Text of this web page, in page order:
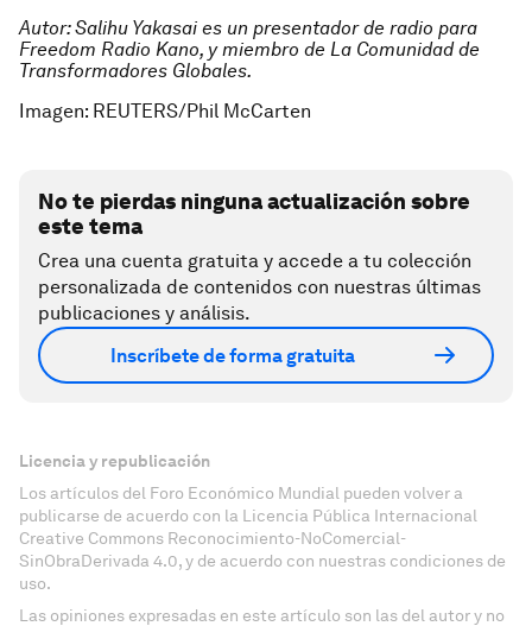
Autor: Salihu Yakasai es un presentador de radio para
Freedom Radio Kano, y miembro de La Comunidad de
Transformadores Globales.
Imagen: REUTERS/Phil McCarten
No te pierdas ninguna actualización sobre
este tema
Crea una cuenta gratuita y accede a tu colección
personalizada de contenidos con nuestras últimas
publicaciones y análisis.
Inscríbete de forma gratuita
Licencia y republicación
Los artículos del Foro Económico Mundial pueden volver a
publicarse de acuerdo con la Licencia Pública Internacional
Creative Commons Reconocimiento-NoComercial-
SinObraDerivada 4.0, y de acuerdo con nuestras condiciones de
uso.
Las opiniones expresadas en este artículo son las del autor y no